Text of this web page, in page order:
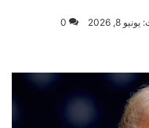
8, 2026
0